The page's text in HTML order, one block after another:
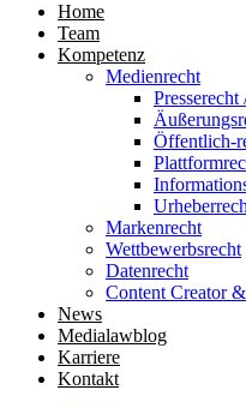
Home
Team
Kompetenz
Medienrecht
Öffentlich-
Markenrecht
Wettbewerbsrecht
Datenrecht
Content Creator
News
Medialawblog
Karriere
Kontakt